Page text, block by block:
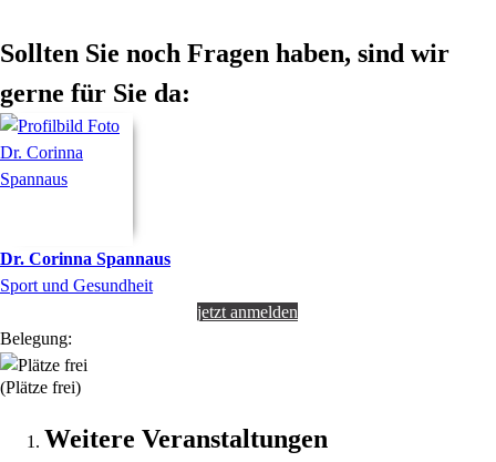
Sollten Sie noch Fragen haben, sind wir
gerne für Sie da:
Dr. Corinna Spannaus
Sport und Gesundheit
jetzt anmelden
Belegung:
(Plätze frei)
Weitere Veranstaltungen